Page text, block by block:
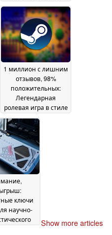
1 миллион с лишним
отзывов, 98%
положительных:
Легендарная
ролевая игра в стиле
life-sim в Steam снова
упала до
исторического
минимума18 May 2026
ключи
научно-
Show more articles